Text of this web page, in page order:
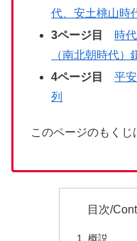
代、安土桃山時
3ページ目
時
（南北朝時代）
4ページ目平
列
このページのもくじ
目次/
概説